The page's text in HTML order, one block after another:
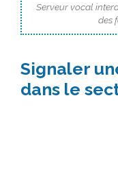
Serveur vocal
des
Signaler
dans le